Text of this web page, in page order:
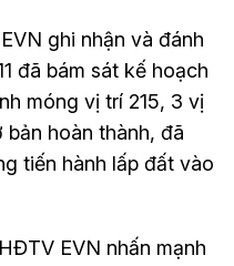
ghi nhận và đánh
đã bám sát kế hoạch
móng vị trí 215, 3 vị
hoàn thành, đã
tiến hành lấp đất vào
EVN nhấn mạnh